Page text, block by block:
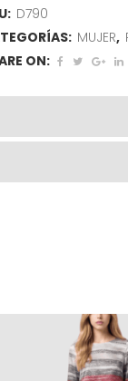
D790
MUJER,
ON: